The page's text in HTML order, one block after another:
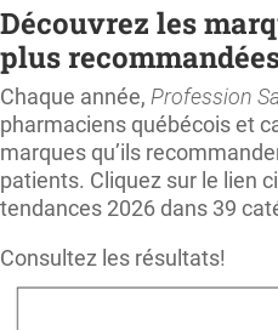
Découvrez les
plus
Chaque année, Profession
pharmaciens québécois et
marques qu’ils
patients. Cliquez sur le lien
tendances 2026 dans 39
Consultez les résultats!